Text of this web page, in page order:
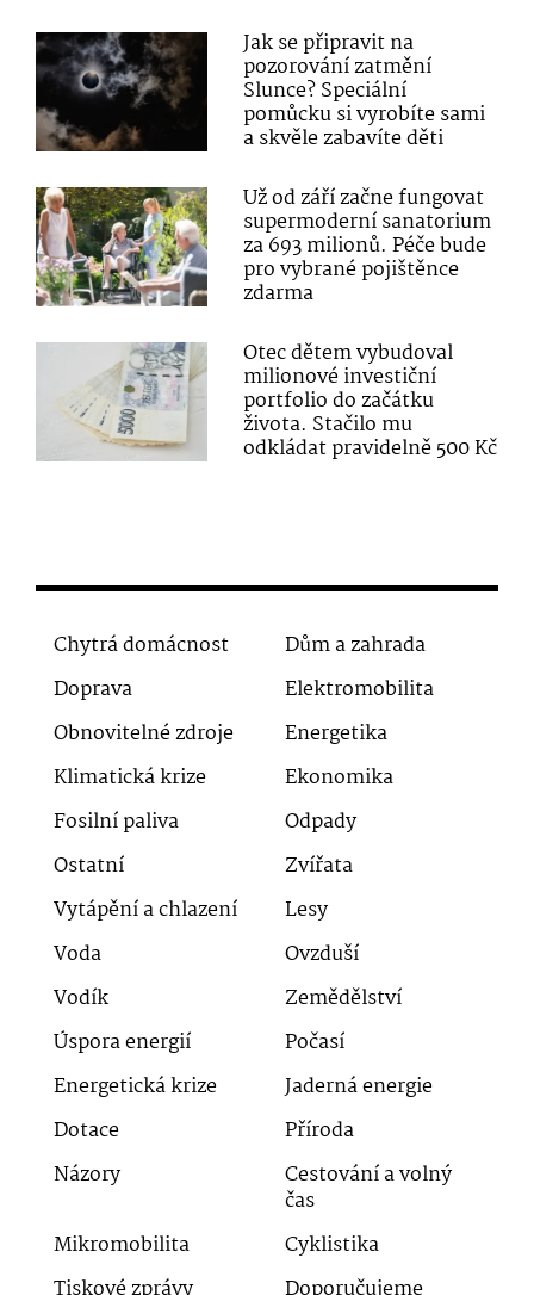
Jak se připravit na
pozorování zatmění
Slunce? Speciální
pomůcku si vyrobíte sami
a skvěle zabavíte děti
Už od září začne fungovat
supermoderní sanatorium
za 693 milionů. Péče bude
pro vybrané pojištěnce
zdarma
Otec dětem vybudoval
milionové investiční
portfolio do začátku
života. Stačilo mu
odkládat pravidelně 500 Kč
Chytrá domácnost
Dům a zahrada
Doprava
Elektromobilita
Obnovitelné zdroje
Energetika
Klimatická krize
Ekonomika
Fosilní paliva
Odpady
Ostatní
Zvířata
Vytápění a chlazení
Lesy
Voda
Ovzduší
Vodík
Zemědělství
Úspora energií
Počasí
Energetická krize
Jaderná energie
Dotace
Příroda
Názory
Cestování a volný
čas
Mikromobilita
Cyklistika